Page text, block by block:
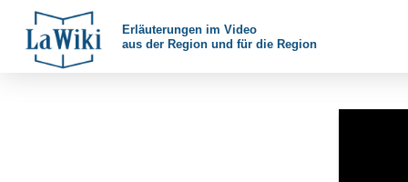
Erläuterungen im Video
aus der Region und für die Region